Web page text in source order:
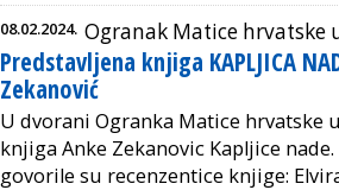
08.02.2024. Ogranak Matice hrvatske
Predstavljena knjiga KAPLJICA
Zekanović
U dvorani Ogranka Matice hrvatske
knjiga Anke Zekanovic Kapljice
govorile su recenzentice knjige: